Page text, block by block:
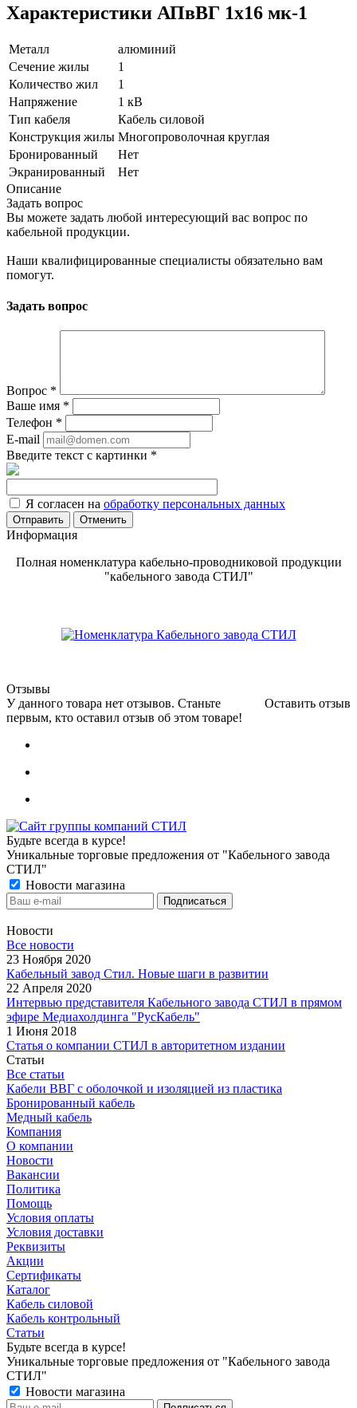
Характеристики АПвВГ 1х16 мк-1
Металл
алюминий
Сечение жилы
1
Количество жил
1
Напряжение
1 кВ
Тип кабеля
Кабель силовой
Конструкция жилы Многопроволочная круглая
Бронированный
Нет
Экранированный
Нет
Описание
Задать вопрос
Вы можете задать любой интересующий вас вопрос по
кабельной продукции.
Наши квалифицированные специалисты обязательно вам
помогут.
Задать вопрос
Вопрос *
Ваше имя *
Телефон *
E-mail
Введите текст с картинки *
Я согласен на обработку персональных данных
Отменить
Информация
Полная номенклатура кабельно-проводниковой продукции
"кабельного завода СТИЛ"
Отзывы
Оставить отзыв
У данного товара нет отзывов. Станьте
первым, кто оставил отзыв об этом товаре!
Будьте всегда в курсе!
Уникальные торговые предложения от "Кабельного завода
СТИЛ"
Новости магазина
Новости
Все новости
23 Ноября 2020
Кабельный завод Стил. Новые шаги в развитии
22 Апреля 2020
Интервью представителя Кабельного завода СТИЛ в прямом
эфире Медиахолдинга "РусКабель"
1 Июня 2018
Статья о компании СТИЛ в авторитетном издании
Статьи
Все статьи
Кабели ВВГ с оболочкой и изоляцией из пластика
Бронированный кабель
Медный кабель
Компания
О компании
Новости
Вакансии
Политика
Помощь
Условия оплаты
Условия доставки
Реквизиты
Акции
Сертификаты
Каталог
Кабель силовой
Кабель контрольный
Статьи
Будьте всегда в курсе!
Уникальные торговые предложения от "Кабельного завода
СТИЛ"
Новости магазина